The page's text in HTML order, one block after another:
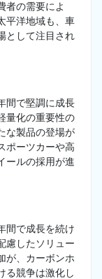
者の需要によ
平洋地域も、車
として注目され
間で堅調に成長
量化の重要性の
な製品の登場が
ポーツカーや高
ールの採用が進
間で成長を続け
慮したソリュー
が、カーボンホ
る競争は激化し